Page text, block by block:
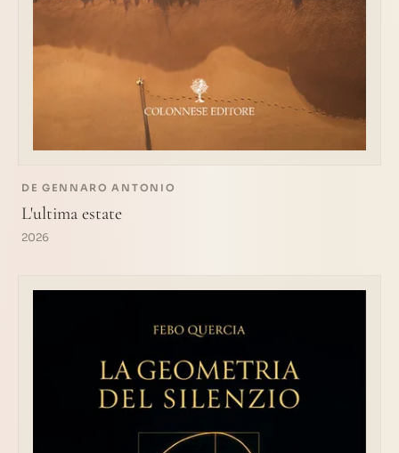
DE GENNARO ANTONIO
L'ultima estate
2026